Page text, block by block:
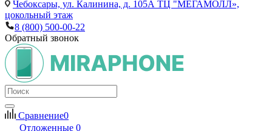
Чебоксары, ул. Калинина, д. 105А ТЦ "МЕГАМОЛЛ»,
цокольный этаж
8 (800) 500-00-22
Обратный звонок
Сравнение0
Отложенные 0